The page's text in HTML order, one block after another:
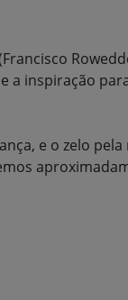
a inspiração
e o zelo pela